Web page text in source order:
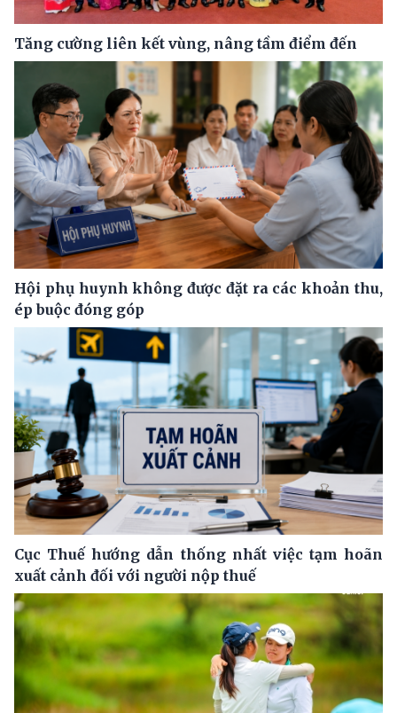
Tăng cường liên kết vùng, nâng tầm điểm đến
Hội phụ huynh không được đặt ra các khoản thu,
ép buộc đóng góp
Cục Thuế hướng dẫn thống nhất việc tạm hoãn
xuất cảnh đối với người nộp thuế